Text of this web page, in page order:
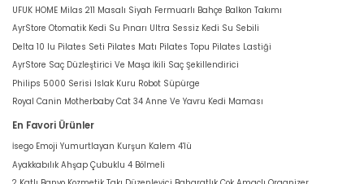
UFUK HOME Milas 211 Masalı Siyah Fermuarlı Bahçe Balkon Takımı
AyrStore Otomatik Kedi Su Pınarı Ultra Sessiz Kedi Su Sebili
Delta 10 lu Pilates Seti Pilates Matı Pilates Topu Pilates Lastiği
AyrStore Saç Düzleştirici Ve Maşa İkili Saç Şekillendirici
Philips 5000 Serisi Islak Kuru Robot Süpürge
Royal Canin Motherbaby Cat 34 Anne Ve Yavru Kedi Maması
En Favori Ürünler
İsego Emoji Yumurtlayan Kurşun Kalem 4'lü
Ayakkabılık Ahşap Çubuklu 4 Bölmeli